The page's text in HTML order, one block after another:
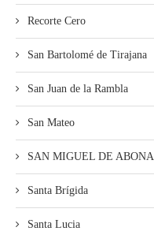
Recorte Cero
San Bartolomé de Tirajana
San Juan de la Rambla
San Mateo
SAN MIGUEL DE ABONA
Santa Brígida
Santa Lucia